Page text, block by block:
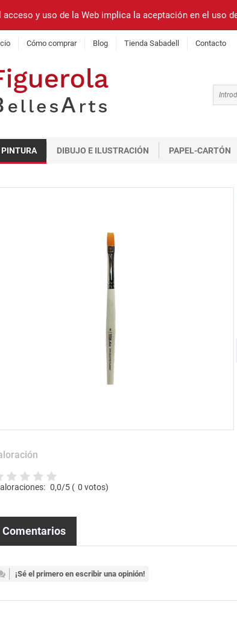
acceso y uso de la Web implica la aceptación en el uso
Cómo comprar Blog Tienda Sabadell Contacto
PINTURA DIBUJO E ILUSTRACIÓN PAPEL-CARTÓN
0,0/5 ( 0 votos)
Comentarios
¡Sé el primero en escribir una opinión!